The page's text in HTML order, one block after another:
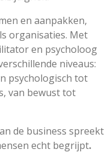
en aanpakken,
organisaties. Met
en psycholoog
niveaus:
psychologisch tot
van bewust tot
de business spreekt
echt begrijpt.